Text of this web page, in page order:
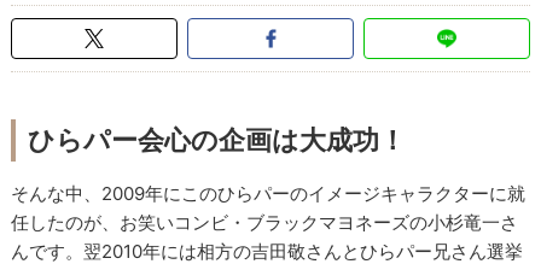
ひらパー会心の企画は大成功！
そんな中、 2009年にこのひらパーのイメージキャラクターに就
任したのが、お笑いコンビ・ブラックマヨネーズの小杉竜一さ
んです。翌2010年には相方の吉田敬さんとひらパー兄さん選挙